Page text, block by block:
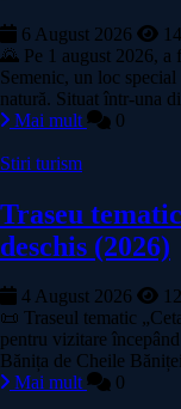
6 August 2026 14
🌄 Pe 1 august 2026, a
Semenic, un loc
natură. Situat într‑una
Mai mult
0
Stiri turism
Traseu
deschis (2026)
4 August 2026 12
📜 Traseul tematic
pentru vizitare
Bănița de Cheile
Mai mult
0